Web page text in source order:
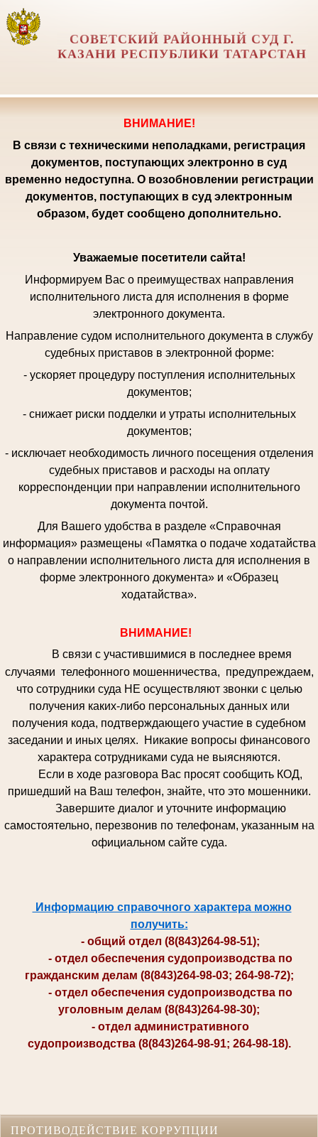
СОВЕТСКИЙ РАЙОННЫЙ СУД Г.
КАЗАНИ РЕСПУБЛИКИ ТАТАРСТАН
ВНИМАНИЕ!
В связи с техническими неполадками, регистрация
документов, поступающих электронно в суд
временно недоступна. О возобновлении регистрации
документов, поступающих в суд электронным
образом, будет сообщено дополнительно.
Уважаемые посетители сайта!
Информируем Вас о преимуществах направления
исполнительного листа для исполнения в форме
электронного документа.
Направление судом исполнительного документа в службу
судебных приставов в электронной форме:
- ускоряет процедуру поступления исполнительных
документов;
- снижает риски подделки и утраты исполнительных
документов;
- исключает необходимость личного посещения отделения
судебных приставов и расходы на оплату
корреспонденции при направлении исполнительного
документа почтой.
Для Вашего удобства в разделе «Справочная
информация» размещены «Памятка о подаче ходатайства
о направлении исполнительного листа для исполнения в
форме электронного документа» и «Образец
ходатайства».
ВНИМАНИЕ!
В связи с участившимися в последнее время
случаями телефонного мошенничества, предупреждаем,
что сотрудники суда НЕ осуществляют звонки с целью
получения каких-либо персональных данных или
получения кода, подтверждающего участие в судебном
заседании и иных целях. Никакие вопросы финансового
характера сотрудниками суда не выясняются.
Если в ходе разговора Вас просят сообщить КОД,
пришедший на Ваш телефон, знайте, что это мошенники.
Завершите диалог и уточните информацию
самостоятельно, перезвонив по телефонам, указанным на
официальном сайте суда.
Информацию справочного характера можно
получить:
- общий отдел (8(843)264-98-51);
- отдел обеспечения судопроизводства по
гражданским делам (8(843)264-98-03; 264-98-72);
- отдел обеспечения судопроизводства по
уголовным делам (8(843)264-98-30);
- отдел административного
судопроизводства (8(843)264-98-91; 264-98-18).
ПРОТИВОДЕЙСТВИЕ КОРРУПЦИИ